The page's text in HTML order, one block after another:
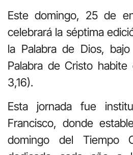
Este domingo, 25 de
celebrará la séptima
la Palabra de Dios,
Palabra de Cristo
3,16).
Esta jornada fue
Francisco, donde
domingo del Tiempo